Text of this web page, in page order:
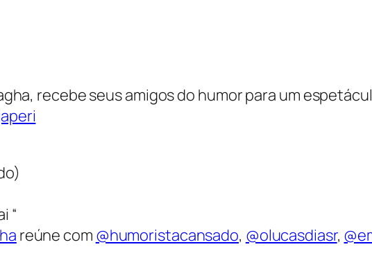
recebe seus amigos do humor para um
“
reúne com @humoristacansado, @olucasdiasr,